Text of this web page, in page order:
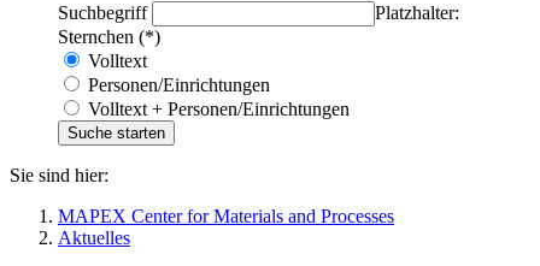
Suchbegriff
Platzhalter:
Sternchen (*)
Volltext
Personen/Einrichtungen
Volltext + Personen/Einrichtungen
Sie sind hier:
MAPEX Center for Materials and Processes
Aktuelles